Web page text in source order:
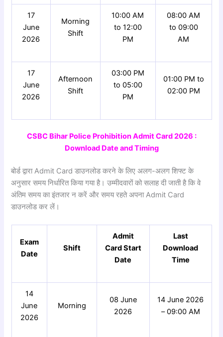
17
June
2026
Morning
Shift
10:00 AM
to 12:00
PM
08:00 AM
to 09:00
AM
17
June
2026
Afternoon
Shift
03:00 PM
to 05:00
PM
01:00 PM to
02:00 PM
CSBC Bihar Police Prohibition Admit Card 2026 :
Download Date and Timing
बोर्ड द्वारा Admit Card डाउनलोड करने के लिए अलग-अलग शिफ्ट के
अनुसार समय निर्धारित किया गया है। उम्मीदवारों को सलाह दी जाती है कि वे
अंतिम समय का इंतजार न करें और समय रहते अपना Admit Card
डाउनलोड कर लें।
Exam
Date
Shift
Admit
Card Start
Date
Last
Download
Time
14
June
2026
Morning
08 June
2026
14 June 2026
– 09:00 AM